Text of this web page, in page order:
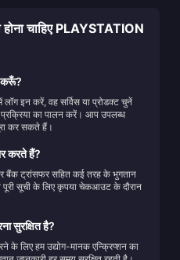
होना चाहिए PLAYSTATION
करूँ?
इन करें, वह सर्विस या प्रोडक्ट चुनें
का पालन करें। आप उपलब्ध
कर सकते हैं।
करते हैं?
बैंक ट्रांसफर सहित कई तरह के भुगतान
पूरी सूची के लिए कृपया चेकआउट के दौरान
सुरक्षित है?
के लिए हम उद्योग-मानक एन्क्रिप्शन का